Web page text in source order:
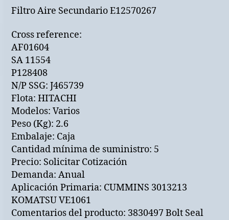
Filtro Aire Secundario E12570267
Cross reference:
AF01604
SA 11554
P128408
N/P SSG: J465739
Flota: HITACHI
Modelos: Varios
Peso (Kg): 2.6
Embalaje: Caja
Cantidad mínima de suministro: 5
Precio: Solicitar Cotización
Demanda: Anual
Aplicación Primaria: CUMMINS 3013213
KOMATSU VE1061
Comentarios del producto: 3830497 Bolt Seal